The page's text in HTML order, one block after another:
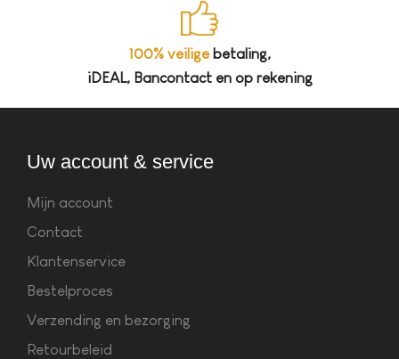
100% veiligebetaling,
iDEAL, Bancontact en op rekening
Uw account & service
Mijn account
Contact
Klantenservice
Bestelproces
Verzending en bezorging
Retourbeleid